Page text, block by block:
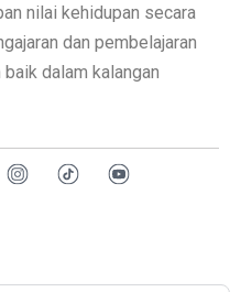
nilai kehidupan secara
dan pembelajaran
dalam kalangan